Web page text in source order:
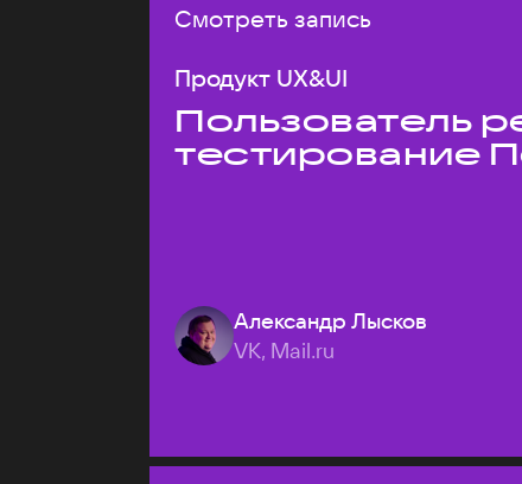
Смотреть запись
Продукт UX&UI
Пользователь
тестирование
Александр Лысков
VK, Mail.ru